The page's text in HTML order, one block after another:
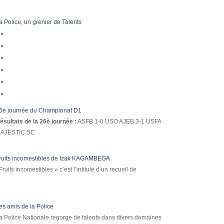
Police, un grenier de Talents
journée du Championat D1
de la 26è journée : ASFB 1-0 USO AJEB 3-1 USFA
SC
incomestibles de Izak KAGAMBEGA
incomestibles » c’est l’intitulé d’un recueil de
amis de la Police
Police Nationale regorge de talents dans divers domaines